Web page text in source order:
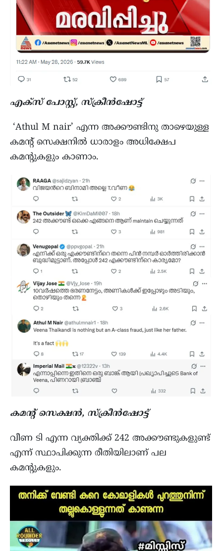
എക്സ് പോസ്റ്റ്, സ്ക്രീന്‍ഷോട്ട്
‘Athul M nair’ എന്ന അക്കൗണ്ടിനു താഴെയുള്ള
കമന്റ് സെക്ഷനില്‍ ധാരാളം അധിക്ഷേപ
കമന്റുകളും കാണാം.
കമന്റ് സെക്ഷന്‍, സ്ക്രീന്‍ഷോട്ട്
വീണ ടി എന്ന വ്യക്തിക്ക് 242 അക്കൗണ്ടുകളുണ്ട്
എന്ന് സ്ഥാപിക്കുന്ന രീതിയിലാണ് പല
കമന്റുകളും.